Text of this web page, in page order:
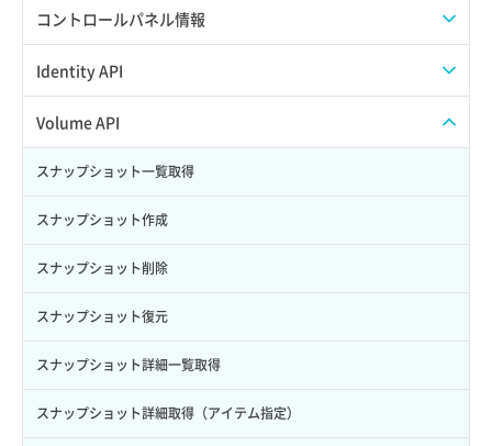
APIでAPIサブユーザーを作成する
APIでVPSにISOイメージを挿入する
APIでVPSを作成する
コントロールパネル情報
APIユーザーを作成する
API情報を確認する
Identity API
Credential一覧取得
Credential作成
Credential削除
Credential詳細取得
サブユーザーからロールを紐づけ解除
サブユーザーにロールを紐づけ
サブユーザー一覧取得
Volume API
スナップショット一覧取得
スナップショット作成
スナップショット削除
スナップショット復元
スナップショット詳細一覧取得
スナップショット詳細取得（アイテム指定）